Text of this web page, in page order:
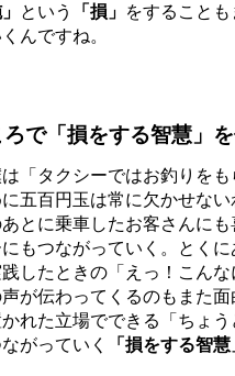
という 「損」 をすることも
んですね。
で「損をする智慧」を
「タクシーではお釣りを
五百円玉は常に欠かせな
あとに乗車したお客さんに
もつながっていく。とく
践したときの「えっ！こん
が伝わってくるのもまた面
れた立場でできる「ちょ
がっていく
「損をする智慧